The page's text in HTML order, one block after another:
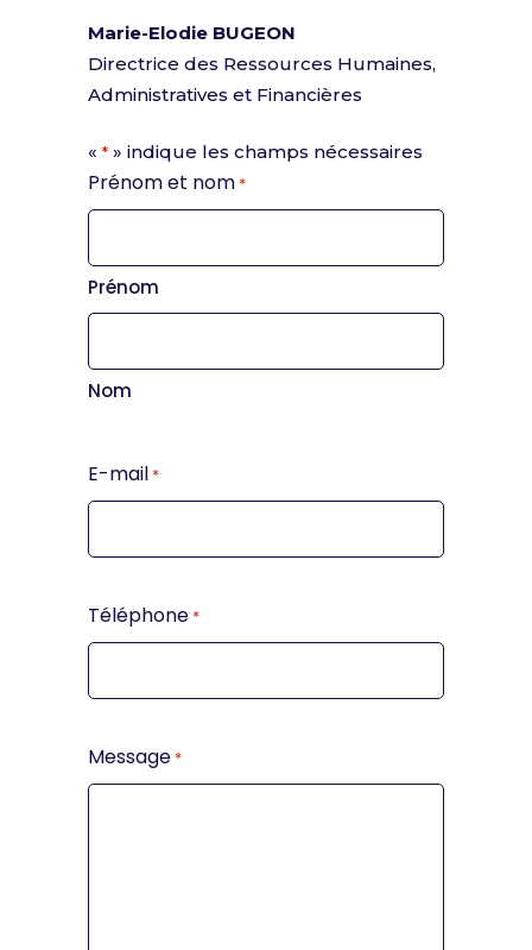
Marie-Elodie BUGEON
Directrice des Ressources Humaines,
Administratives et Financières
« * » indique les champs nécessaires
Prénom et nom *
Prénom
Nom
E-mail *
Téléphone *
Message *